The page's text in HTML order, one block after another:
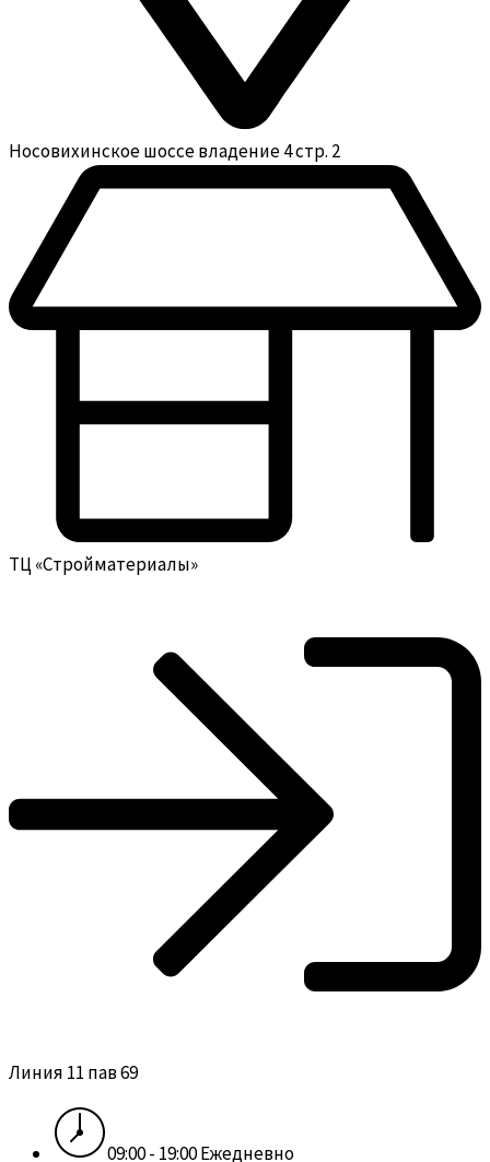
Носовихинское шоссе владение 4 стр. 2
ТЦ «Стройматериалы»
Линия 11 пав 69
09:00 - 19:00 Ежедневно